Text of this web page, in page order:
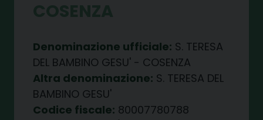
Denominazione ufficiale: S. TERESA
DEL BAMBINO GESU' - COSENZA
Altra denominazione: S. TERESA DEL
BAMBINO GESU'
Codice fiscale: 80007780788